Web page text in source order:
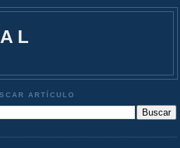
ARTÍCULO